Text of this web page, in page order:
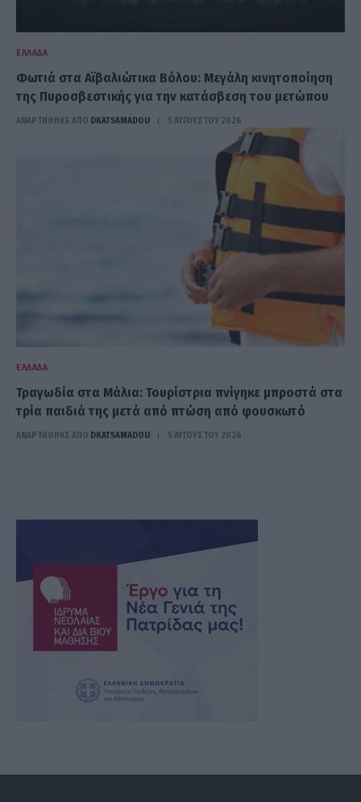
ΕΛΛΆΔΑ
Φωτιά στα Αϊβαλιώτικα Βόλου: Μεγάλη κινητοποίηση
της Πυροσβεστικής για την κατάσβεση του μετώπου
ΑΝΑΡΤΗΘΗΚΕ ΑΠΟ DKATSAMADOU 5 ΑΥΓΟΎΣΤΟΥ 2026
ΕΛΛΆΔΑ
Τραγωδία στα Μάλια: Τουρίστρια πνίγηκε μπροστά στα
τρία παιδιά της μετά από πτώση από φουσκωτό
ΑΝΑΡΤΗΘΗΚΕ ΑΠΟ DKATSAMADOU 5 ΑΥΓΟΎΣΤΟΥ 2026